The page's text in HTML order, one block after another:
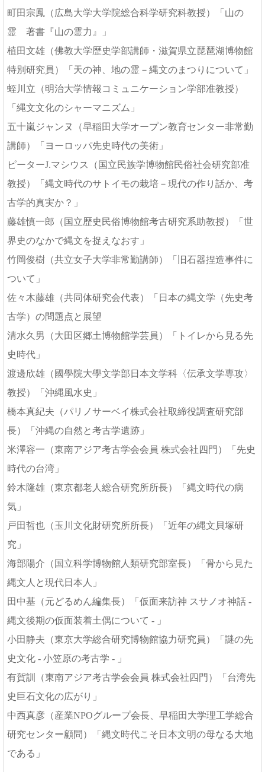
町田宗鳳（広島大学大学院総合科学研究科教授）「山の
霊 著書『山の霊力』」
植田文雄（佛教大学歴史学部講師・滋賀県立琵琶湖博物館
特別研究員）「天の神、地の霊－縄文のまつりについて」
蛭川立（明治大学情報コミュニケーション学部准教授）
「縄文文化のシャーマニズム」
五十嵐ジャンヌ（早稲田大学オープン教育センター非常勤
講師）「ヨーロッパ先史時代の美術」
ピーターJ.マシウス（国立民族学博物館民俗社会研究部准
教授）「縄文時代のサトイモの栽培－現代の作り話か、考
古学的真実か？」
藤雄慎一郎（国立歴史民俗博物館考古研究系助教授）「世
界史のなかで縄文を捉えなおす」
竹岡俊樹（共立女子大学非常勤講師）「旧石器捏造事件に
ついて」
佐々木藤雄（共同体研究会代表）「日本の縄文学（先史考
古学）の問題点と展望
清水久男（大田区郷土博物館学芸員）「トイレから見る先
史時代」
渡邊欣雄（國學院大學文学部日本文学科〈伝承文学専攻〉
教授）「沖縄風水史」
橋本真紀夫（パリノサーベイ株式会社取締役調査研究部
長）「沖縄の自然と考古学遺跡」
米澤容一（東南アジア考古学会会員 株式会社四門）「先史
時代の台湾」
鈴木隆雄（東京都老人総合研究所所長）「縄文時代の病
気」
戸田哲也（玉川文化財研究所所長）「近年の縄文貝塚研
究」
海部陽介（国立科学博物館人類研究部室長）「骨から見た
縄文人と現代日本人」
田中基（元どるめん編集長）「仮面来訪神 スサノオ神話 -
縄文後期の仮面装着土偶について - 」
小田静夫（東京大学総合研究博物館協力研究員）「謎の先
史文化 - 小笠原の考古学 - 」
有賀訓（東南アジア考古学会会員 株式会社四門）「台湾先
史巨石文化の広がり」
中西真彦（産業NPOグループ会長、早稲田大学理工学総合
研究センター顧問）「縄文時代こそ日本文明の母なる大地
である」